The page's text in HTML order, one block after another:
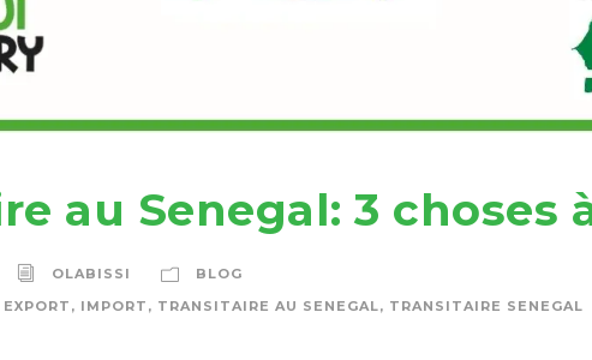
au Senegal: 3 choses
OLABISSI
BLOG
EXPORT , IMPORT , TRANSITAIRE AU SENEGAL, TRANSITAIRE SENEGAL